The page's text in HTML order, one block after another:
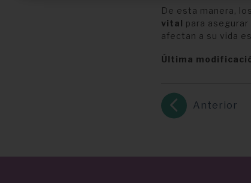
De esta manera,
vital para
afectan a su vida
Última
Anterior